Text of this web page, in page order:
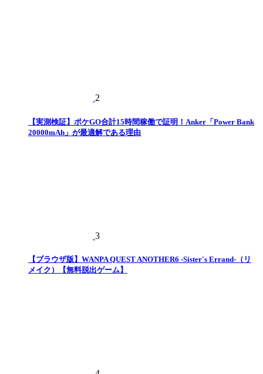
2
【実測検証】ポケGO合計15時間稼働で証明！Anker「Power Bank
20000mAh」が最適解である理由
3
【ブラウザ版】WANPA QUEST ANOTHER6 -Sister's Errand-（リ
メイク）【無料脱出ゲーム】